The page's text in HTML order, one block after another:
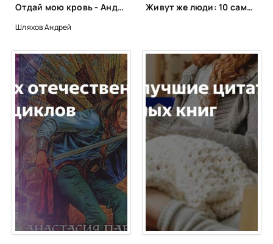
Отдай мою кровь - Андрей Шляхов
Шляхов Андрей
Живут же люди: 10 самых необычных городов мира